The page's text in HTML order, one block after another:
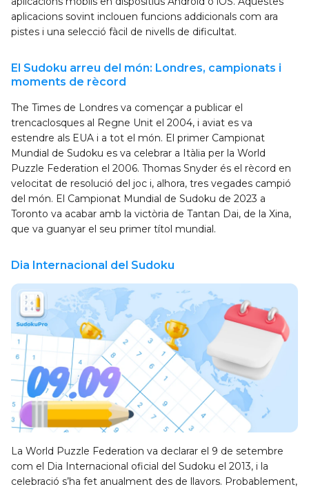
aplicacions sovint inclouen funcions addicionals com ara
pistes i una selecció fàcil de nivells de dificultat.
El Sudoku arreu del món: Londres, campionats i
moments de rècord
The Times de Londres va començar a publicar el
trencaclosques al Regne Unit el 2004, i aviat es va
estendre als EUA i a tot el món. El primer Campionat
Mundial de Sudoku es va celebrar a Itàlia per la World
Puzzle Federation el 2006. Thomas Snyder és el rècord en
velocitat de resolució del joc i, alhora, tres vegades campió
del món. El Campionat Mundial de Sudoku de 2023 a
Toronto va acabar amb la victòria de Tantan Dai, de la Xina,
que va guanyar el seu primer títol mundial.
Dia Internacional del Sudoku
La World Puzzle Federation va declarar el 9 de setembre
com el Dia Internacional oficial del Sudoku el 2013, i la
celebració s’ha fet anualment des de llavors. Probablement,